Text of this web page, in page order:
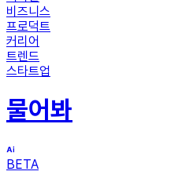
비즈니스
프로덕트
커리어
트렌드
스타트업
물어봐
BETA